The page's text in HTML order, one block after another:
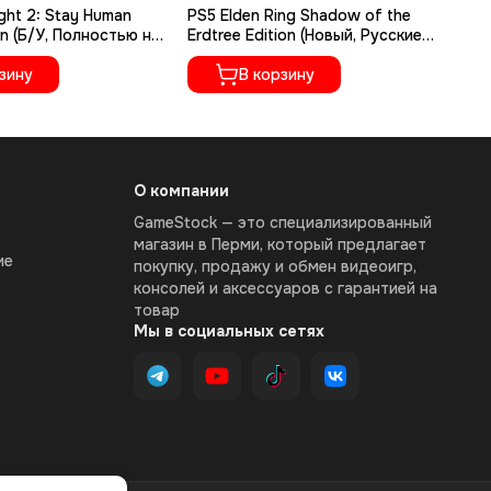
2: Stay Human
(Б/У, Полностью на
PPSA-02262)
PS5 Elden Ring Shadow of the
Erdtree Edition (Новый, Русские
субтитры, PPSA-04609)
В корзину
О компании
GameStock — это специализированный
магазин в Перми, который предлагает
покупку, продажу и обмен видеоигр,
консолей и аксессуаров с гарантией на
товар
Мы в социальных сетях